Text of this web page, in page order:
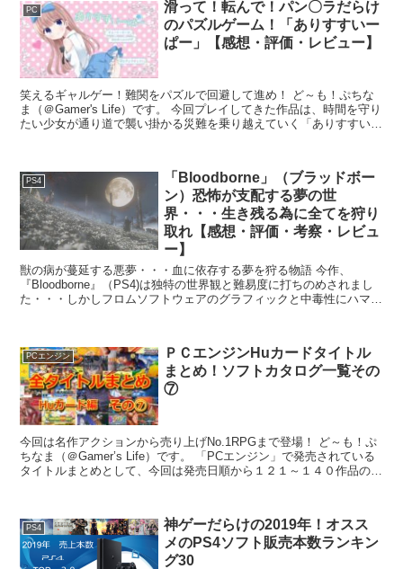
PC
滑って！転んで！パン〇ラだらけ
のパズルゲーム！「ありすすいー
ぱー」【感想・評価・レビュー】
笑えるギャルゲー！難関をパズルで回避して進め！ ど～も！ぷちな
ま（＠Gamer's Life）です。 今回プレイしてきた作品は、時間を守り
たい少女が通り道で襲い掛かる災難を乗り越えていく「ありすすいー
PS4
「Bloodborne」（ブラッドボー
ン）恐怖が支配する夢の世
界・・・生き残る為に全てを狩り
取れ【感想・評価・考察・レビュ
ー】
獣の病が蔓延する悪夢・・・血に依存する夢を狩る物語 今作、
『Bloodborne』（PS4)は独特の世界観と難易度に打ちのめされまし
た・・・しかしフロムソフトウェアのグラフィックと中毒性にハマっ
PCエンジン
ＰＣエンジンHuカードタイトル
まとめ！ソフトカタログ一覧その
⑦
今回は名作アクションから売り上げNo.1RPGまで登場！ ど～も！ぷ
ちなま（＠Gamer’s Life）です。 「PCエンジン」で発売されている
タイトルまとめとして、今回は発売日順から１２１～１４０作品の
PS4
神ゲーだらけの2019年！オスス
メのPS4ソフト販売本数ランキン
グ30